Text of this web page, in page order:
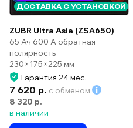
ДОСТАВКА С УСТАНОВКОЙ
ZUBR Ultra Asia (ZSA650)
65 Ач 600 А обратная
полярность
230×175×225 мм
Гарантия 24 мес.
7 620 р. с обменом
8 320 р.
в наличии